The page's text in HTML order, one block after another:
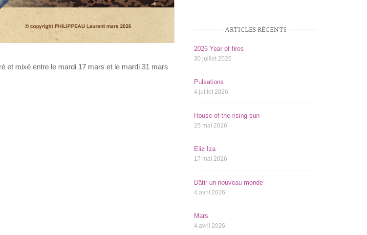
et mixé entre le mardi 17 mars et le mardi 31 mars
ARTICLES RÉCENTS
2026 Year of fires
30 juillet 2026
Pulsations
4 juillet 2026
House of the rising sun
25 mai 2026
Eliz Iza
17 mai 2026
Bâtir un nouveau monde
4 avril 2026
Mars
4 avril 2026